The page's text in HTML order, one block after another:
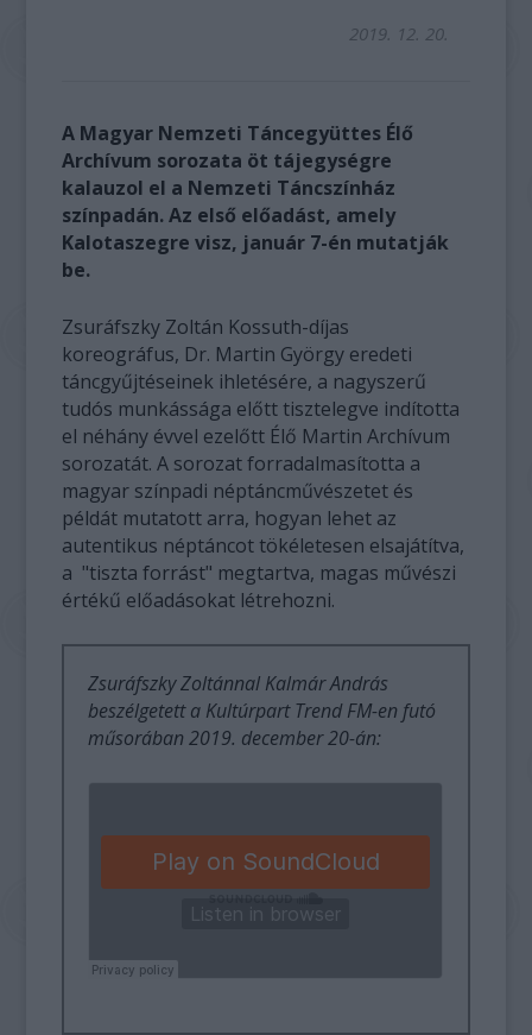
2019. 12. 20.
A Magyar Nemzeti Táncegyüttes Élő
Archívum sorozata öt tájegységre
kalauzol el a Nemzeti Táncszínház
színpadán. Az első előadást, amely
Kalotaszegre visz, január 7-én mutatják
be.
Zsuráfszky Zoltán Kossuth-díjas
koreográfus, Dr. Martin György eredeti
táncgyűjtéseinek ihletésére, a nagyszerű
tudós munkássága előtt tisztelegve indította
el néhány évvel ezelőtt Élő Martin Archívum
sorozatát. A sorozat forradalmasította a
magyar színpadi néptáncművészetet és
példát mutatott arra, hogyan lehet az
autentikus néptáncot tökéletesen elsajátítva,
a "tiszta forrást" megtartva, magas művészi
értékű előadásokat létrehozni.
Zsuráfszky Zoltánnal Kalmár András
beszélgetett a Kultúrpart Trend FM-en futó
műsorában 2019. december 20-án: